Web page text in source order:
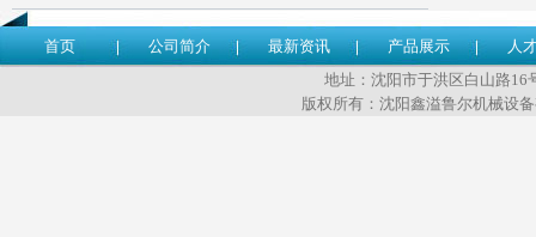
首页 公司简介 最新资讯 产品展示
人
地址：沈阳市于洪区白山路16
版权所有：沈阳鑫溢鲁尔机械设